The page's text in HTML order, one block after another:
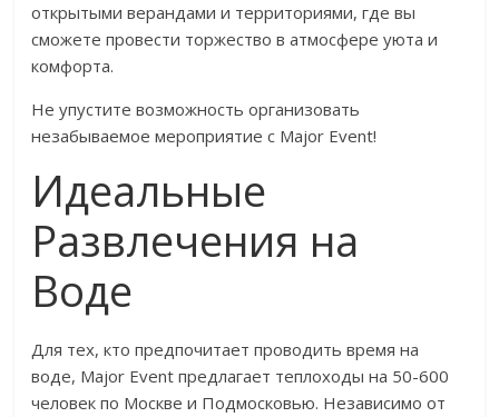
открытыми верандами и территориями, где вы
сможете провести торжество в атмосфере уюта и
комфорта.
Не упустите возможность организовать
незабываемое мероприятие с Major Event!
Идеальные
Развлечения на
Воде
Для тех, кто предпочитает проводить время на
воде, Major Event предлагает теплоходы на 50-600
человек по Москве и Подмосковью. Независимо от